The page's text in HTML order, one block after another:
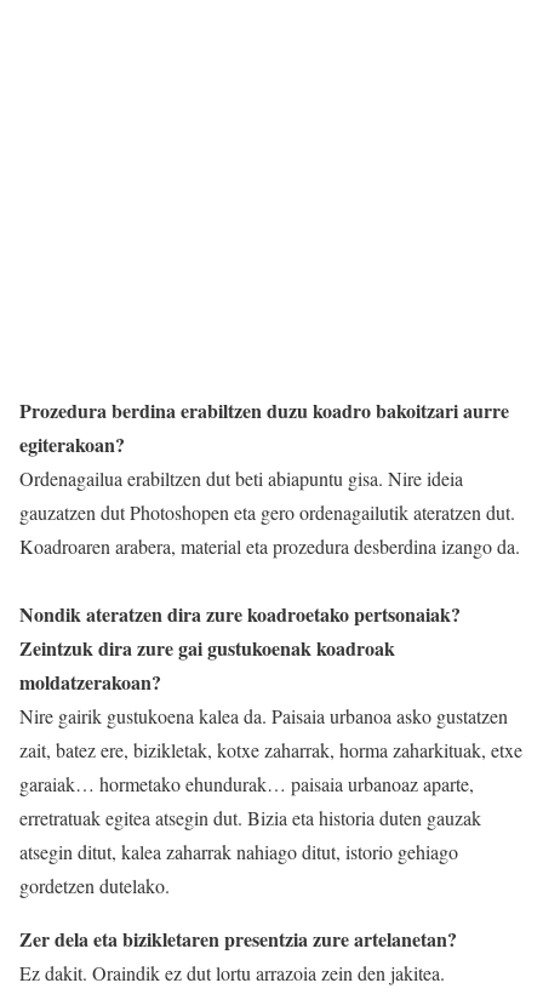
Prozedura berdina erabiltzen duzu koadro bakoitzari aurre
egiterakoan?
Ordenagailua erabiltzen dut beti abiapuntu gisa. Nire ideia
gauzatzen dut Photoshopen eta gero ordenagailutik ateratzen dut.
Koadroaren arabera, material eta prozedura desberdina izango da.
Nondik ateratzen dira zure koadroetako pertsonaiak?
Zeintzuk dira zure gai gustukoenak koadroak
moldatzerakoan?
Nire gairik gustukoena kalea da. Paisaia urbanoa asko gustatzen
zait, batez ere, bizikletak, kotxe zaharrak, horma zaharkituak, etxe
garaiak… hormetako ehundurak… paisaia urbanoaz aparte,
erretratuak egitea atsegin dut. Bizia eta historia duten gauzak
atsegin ditut, kalea zaharrak nahiago ditut, istorio gehiago
gordetzen dutelako.
Zer dela eta bizikletaren presentzia zure artelanetan?
Ez dakit. Oraindik ez dut lortu arrazoia zein den jakitea.